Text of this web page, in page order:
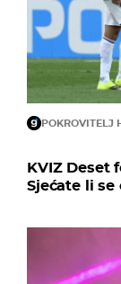
POKROVITELJ
KVIZ Deset
Sjećate li se